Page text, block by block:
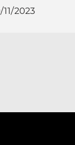
11/2023